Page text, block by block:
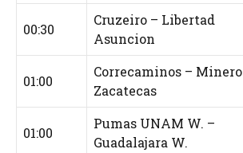
00:30
Cruzeiro – Libertad
Asuncion
01:00
Correcaminos –
Zacatecas
01:00
Pumas UNAM W. –
Guadalajara W.